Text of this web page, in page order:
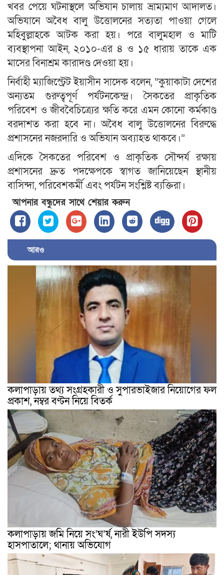
খবর পেয়ে ঘটনাস্থলে অভিযান চালায় ভ্রাম্যমাণ আদালত।
অভিযানে অবৈধ বালু উত্তোলনের সত্যতা পাওয়া গেলে
মহিবুল্লাহকে আটক করা হয়। পরে বালুমহাল ও মাটি
ব্যবস্থাপনা আইন, ২০১০-এর ৪ ও ১৫ ধারায় তাকে এক
মাসের বিনাশ্রম কারাদণ্ড দেওয়া হয়।
নির্বাহী ম্যাজিস্ট্রেট ইয়াসীন সাদেক বলেন, “কুয়াকাটা দেশের
অন্যতম গুরুত্বপূর্ণ পর্যটনকেন্দ্র। সৈকতের প্রাকৃতিক
পরিবেশ ও জীববৈচিত্র্যের ক্ষতি করে এমন কোনো কর্মকাণ্ড
বরদাশত করা হবে না। অবৈধ বালু উত্তোলনের বিরুদ্ধে
প্রশাসনের নজরদারি ও অভিযান অব্যাহত থাকবে।”
এদিকে সৈকতের পরিবেশ ও প্রাকৃতিক সৌন্দর্য রক্ষায়
প্রশাসনের দ্রুত পদক্ষেপকে স্বাগত জানিয়েছেন স্থানীয়
বাসিন্দা, পরিবেশকর্মী এবং পর্যটন সংশ্লিষ্ট ব্যক্তিরা।
আপনার বন্ধুদের সাথে শেয়ার করুন
আরও
কলাপাড়ায় তথ্য সংগ্রহকারী ও সুপারভাইজার নিয়োগের ফল
প্রকাশ, নম্বর বণ্টন নিয়ে বিতর্ক
কলাপাড়ায় জমি নিয়ে সং’ঘ’র্ষ, নারী ইউপি সদস্য
হাসপাতালে; থানায় অভিযোগ